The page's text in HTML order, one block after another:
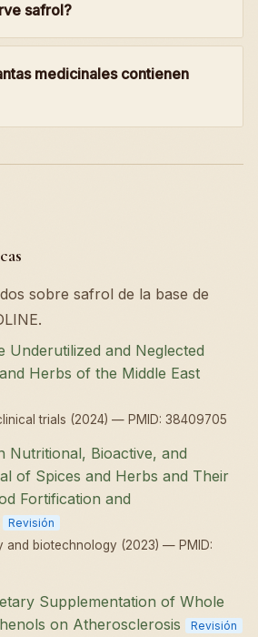
safrol?
medicinales contienen
sobre safrol de la base de
Underutilized and Neglected
Herbs of the Middle East
trials (2024) — PMID: 38409705
Nutritional, Bioactive, and
of Spices and Herbs and Their
Fortification and
Revisión
and biotechnology (2023) — PMID:
Supplementation of Whole
on Atherosclerosis
Revisión